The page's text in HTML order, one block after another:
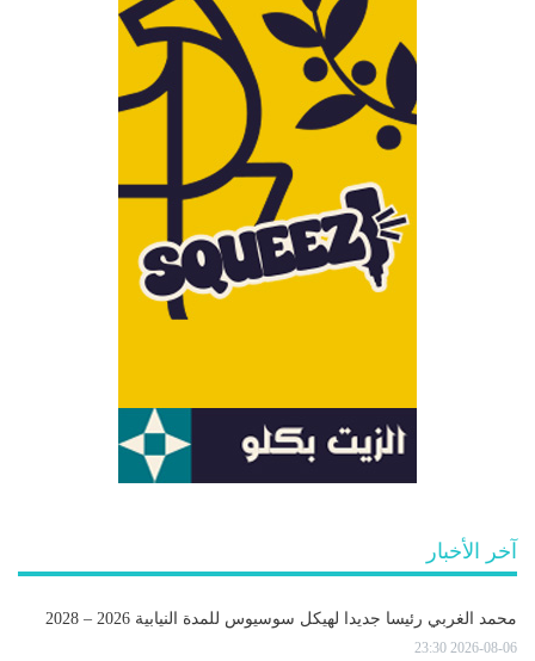
آخر الأخبار
محمد الغربي رئيسا جديدا لهيكل سوسيوس للمدة النيابية 2026 – 2028
2026-08-06 23:30